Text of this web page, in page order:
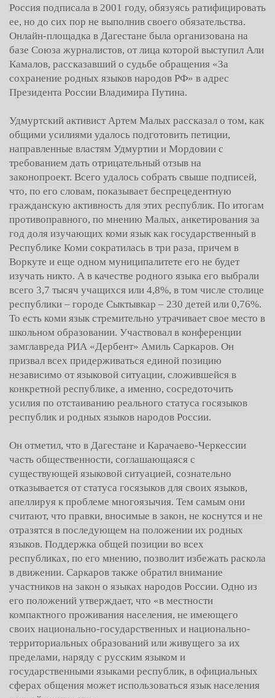
Россия подписала в 2001 году, обязуясь ратифицировать
ее, но до сих пор не выполнив своего обязательства.
Онлайн-площадка в Дагестане была организована на
базе Союза журналистов, от лица которой выступил Али
Камалов, рассказавший о судьбе обращения «За
сохранение родных языков народов РФ» в адрес
Президента России Владимира Путина.
Удмуртский активист Артем Малых рассказал о том, как
общими усилиями удалось подготовить петиции,
направленные властям Удмуртии и Мордовии с
требованием дать отрицательный отзыв на
законопроект. Всего удалось собрать свыше подписей,
что, по его словам, показывает беспрецедентную
гражданскую активность для этих республик. По итогам
противоправного, по мнению Малых, анкетирования за
год доля изучающих коми язык как государственный в
Республике Коми сократилась в три раза, причем в
Воркуте и еще одном муниципалитете его не будет
изучать никто. А в качестве родного языка его выбрали
всего 3,7 тысяч учащихся или 4,8%, в том числе столице
республики – городе Сыктывкар – 230 детей или 0,76%.
То есть коми язык стремительно утрачивает свое место в
школьном образовании. Участвовал в конференции
замглавреда РИА «Дербент» Амиль Саркаров. Он
призвал всех придерживаться единой позицию
независимо от языковой ситуации, сложившейся в
конкретной республике, а именно, сосредоточить
усилия по отстаиванию реального статуса госязыков
республик и родных языков народов России.
Он отметил, что в Дагестане и Карачаево-Черкессии
часть общественности, соглашающаяся с
существующей языковой ситуацией, сознательно
отказывается от статуса госязыков для своих языков,
апеллируя к проблеме многоязычия. Тем самым они
считают, что правки, вносимые в закон, не коснутся и не
отразятся в последующем на положении их родных
языков. Поддержка общей позиции во всех
республиках, по его мнению, позволит избежать раскола
в движении. Саркаров также обратил внимание
участников на закон о языках народов России. Одно из
его положений утверждает, что «в местности
компактного проживания населения, не имеющего
своих национально-государственных и национально-
территориальных образований или живущего за их
пределами, наряду с русским языком и
государственными языками республик, в официальных
сферах общения может использоваться язык населения